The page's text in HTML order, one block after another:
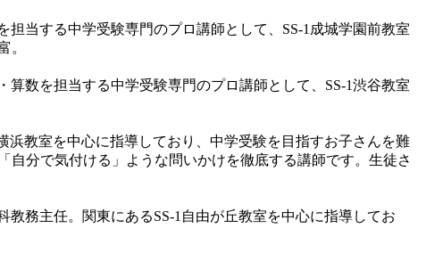
当する中学受験専門のプロ講師として、SS-1成城学園前教室
。
数を担当する中学受験専門のプロ講師として、SS-1渋谷教室
浜教室を中心に指導しており、中学受験を目指すお子さんを難
分で気付ける」ような問いかけを徹底する講師です。生徒さ
務主任。関東にあるSS-1自由が丘教室を中心に指導してお